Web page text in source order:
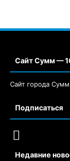
Сайт Сумм —
Сайт города Сумм
Подписаться
Недавние